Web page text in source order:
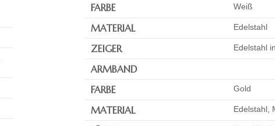
FARBE
Weiß
MATERIAL Edelstahl
ZEIGER Edelstahl
ARMBAND
FARBE
Gold
MATERIAL Edelstahl,